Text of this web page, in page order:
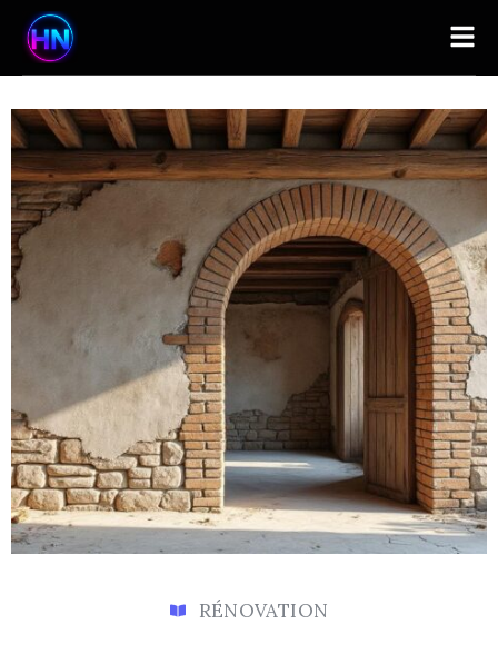
RÉNOVATION